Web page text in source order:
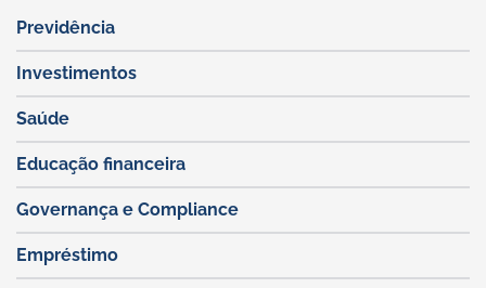
Previdência
Investimentos
Saúde
Educação financeira
Governança e Compliance
Empréstimo